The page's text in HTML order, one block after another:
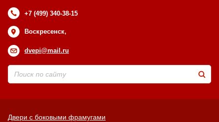
+7 (499) 340-38-15
Воскресенск,
dvepi@mail.ru
Двери с боковыми фрамугами